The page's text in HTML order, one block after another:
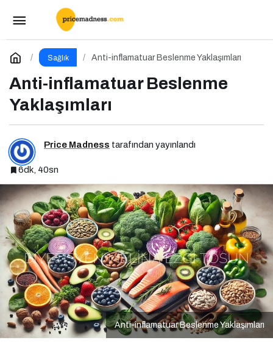
Sağlık Anti-inflamatuar Beslenme Yaklaşımları
Anti-inflamatuar Beslenme
Yaklaşımları
Price Madness tarafından yayınlandı
6dk, 40sn
Anti-inflamatuar Beslenme Yaklaşımları
Navigasyon Cihazları Beyin Tembelliğine Yol
Açıyor mu?
Yorum Yap